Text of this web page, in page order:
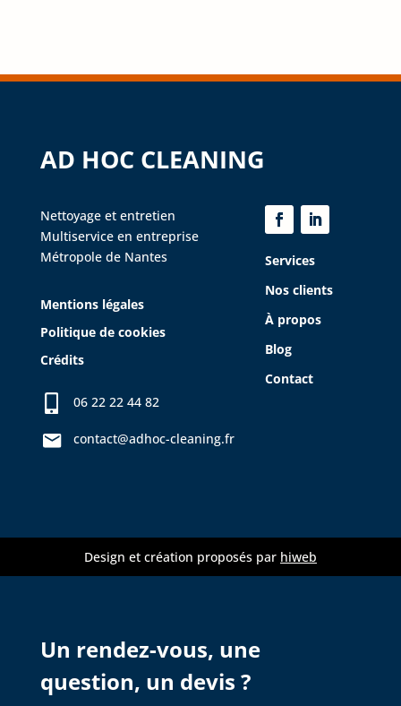
AD HOC CLEANING
Nettoyage et entretien
Multiservice en entreprise
Métropole de Nantes
Mentions légales
Politique de cookies
Crédits
06 22 22 44 82
contact@adhoc-cleaning.fr
Services
Nos clients
À propos
Blog
Contact
Design et création proposés par hiweb
Un rendez-vous, une
question, un devis ?